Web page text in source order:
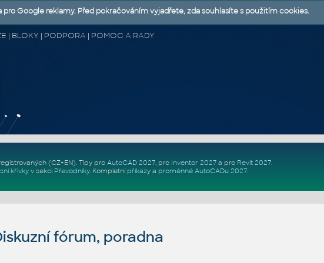
| BLOKY | PODPORA | POMOC A RADY
(CZ+EN). Tipy pro AutoCAD 2027, pro Inventor 2027a pro Revit 2027.
křivkyv sekci Převodníky. Kompletní příkazya proměnné AutoCADu 2027.
fórum, poradna
Google reklamy. Před pokračováním vyjadřete, zda souhlasíte s použitím cookies.